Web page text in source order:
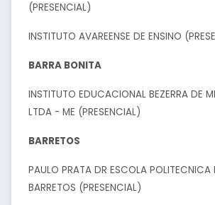
(PRESENCIAL)
INSTITUTO AVAREENSE DE ENSINO
BARRA BONITA
INSTITUTO EDUCACIONAL BEZERRA DE
LTDA - ME (PRESENCIAL)
BARRETOS
PAULO PRATA DR ESCOLA POLITECNICA
BARRETOS (PRESENCIAL)